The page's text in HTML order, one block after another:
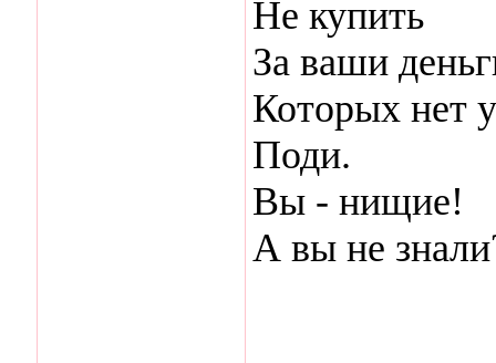
Не купить
За ваши
Которых нет
Поди.
Вы - нищие!
А вы не